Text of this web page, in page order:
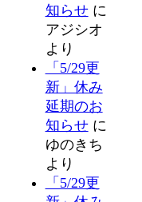
知らせに
アジシオ
より
「5/29更
新」休み
延期のお
知らせに
ゆのきち
より
「5/29更